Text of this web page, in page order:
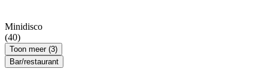
Minidisco
(40)
Toon meer (3)
Bar/restaurant